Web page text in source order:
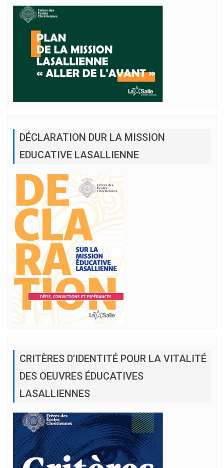
DÉCLARATION DUR LA MISSION
EDUCATIVE LASALLIENNE
CRITÈRES D’IDENTITÉ POUR LA VITALITÉ
DES OEUVRES ÉDUCATIVES
LASALLIENNES